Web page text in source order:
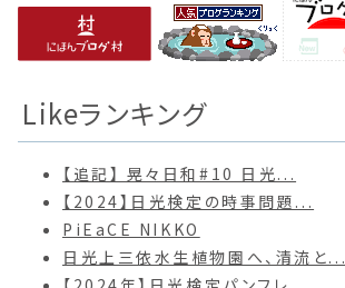
Likeランキング
【追記】 晃々日和#10 日光...
【2024】日光検定の時事問題...
PiEaCE NIKKO
日光上三依水生植物園へ、清流と...